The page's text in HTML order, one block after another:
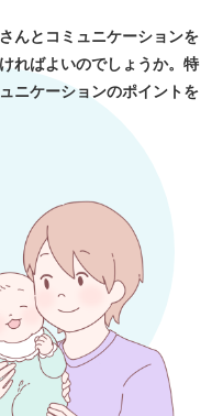
んとコミュニケーションを
ればよいのでしょうか。特
ニケーションのポイントを